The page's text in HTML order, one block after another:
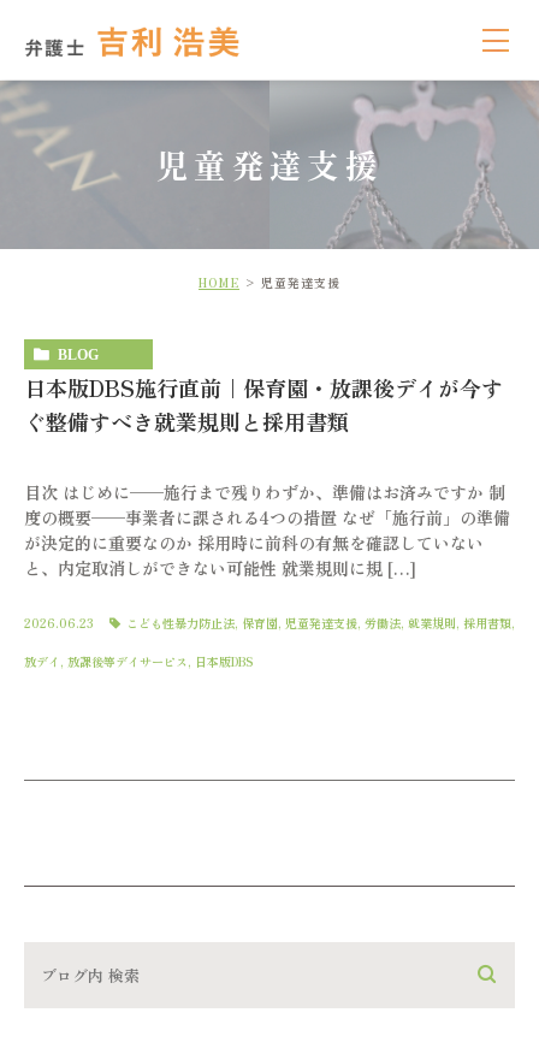
児童発達支援
HOME 児童発達支援
BLOG
日本版DBS施行直前｜保育園・放課後デイが今す
ぐ整備すべき就業規則と採用書類
目次 はじめに──施行まで残りわずか、準備はお済みですか 制
度の概要──事業者に課される4つの措置 なぜ「施行前」の準備
が決定的に重要なのか 採用時に前科の有無を確認していない
と、内定取消しができない可能性 就業規則に規 […]
2026.06.23 こども性暴力防止法, 保育園, 児童発達支援, 労働法, 就業規則, 採用書類,
放デイ , 放課後等デイサービス , 日本版DBS